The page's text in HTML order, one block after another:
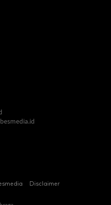
Disclaimer